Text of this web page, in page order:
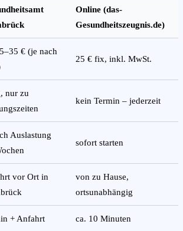
Online (das-
Gesundheitszeugnis.de)
€ (je nach
25 € fix, inkl. MwSt.
nur zu
kein Termin – jederzeit
Auslastung
sofort starten
vor Ort in
von zu Hause,
ortsunabhängig
+ Anfahrt ca. 10 Minuten